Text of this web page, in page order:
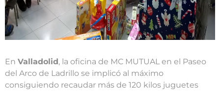
En Valladolid, la oficina de MC MUTUAL en el Paseo
del Arco de Ladrillo se implicó al máximo
consiguiendo recaudar más de 120 kilos juguetes